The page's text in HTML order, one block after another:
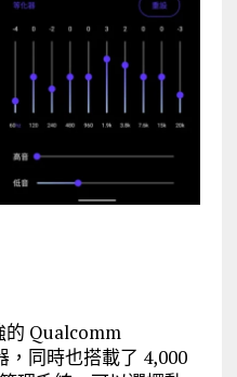
的 Qualcomm
，同時也搭載了 4,000